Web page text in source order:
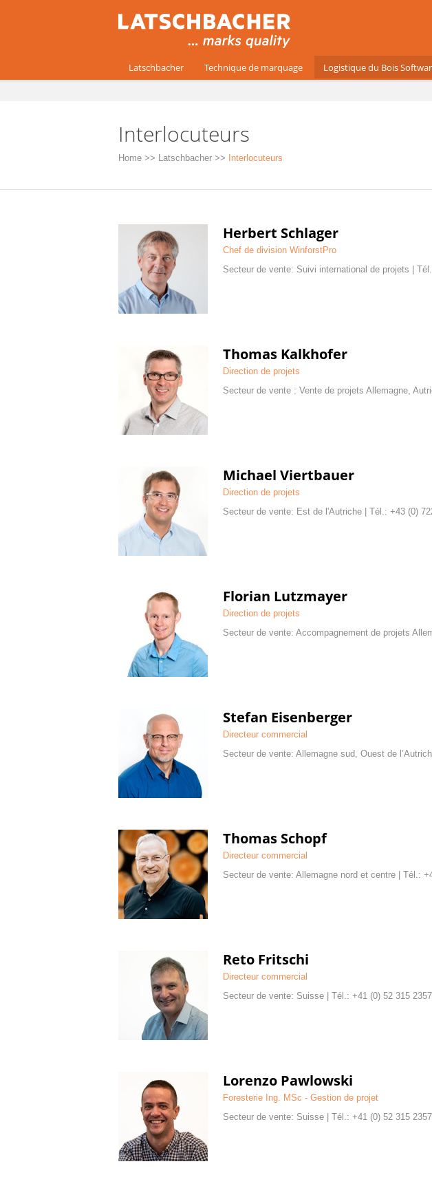
Latschbacher Technique de marquage Logistique du Bois
Interlocuteurs
Home >> Latschbacher >> Interlocuteurs
Herbert Schlager
Chef de division WinforstPro
Secteur de vente: Suivi international de projets |
Thomas Kalkhofer
Direction de projets
Secteur de vente : Vente de projets Allemagne,
Michael Viertbauer
Direction de projets
Secteur de vente: Est de l'Autriche | Tél.: +43 (0)
Florian Lutzmayer
Direction de projets
Secteur de vente: Accompagnement de projets
Stefan Eisenberger
Directeur commercial
Secteur de vente: Allemagne sud, Ouest de
Thomas Schopf
Directeur commercial
Secteur de vente: Allemagne nord et centre | Tél.:
Reto Fritschi
Directeur commercial
Secteur de vente: Suisse | Tél.: +41 (0) 52 315
Lorenzo Pawlowski
Foresterie Ing. MSc - Gestion de projet
Secteur de vente: Suisse | Tél.: +41 (0) 52 315